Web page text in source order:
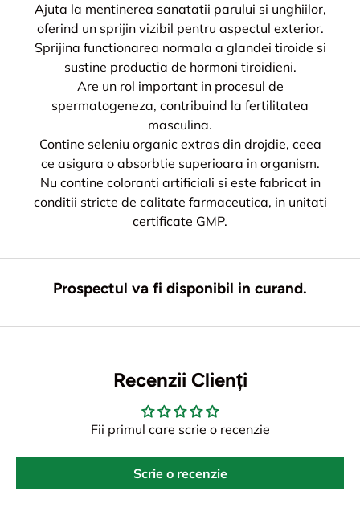
Ajuta la mentinerea sanatatii parului si unghiilor,
oferind un sprijin vizibil pentru aspectul exterior.
Sprijina functionarea normala a glandei tiroide si
sustine productia de hormoni tiroidieni.
Are un rol important in procesul de
spermatogeneza, contribuind la fertilitatea
masculina.
Contine seleniu organic extras din drojdie, ceea
ce asigura o absorbtie superioara in organism.
Nu contine coloranti artificiali si este fabricat in
conditii stricte de calitate farmaceutica, in unitati
certificate GMP.
Prospectul va fi disponibil in curand.
Recenzii Clienți
Fii primul care scrie o recenzie
Scrie o recenzie